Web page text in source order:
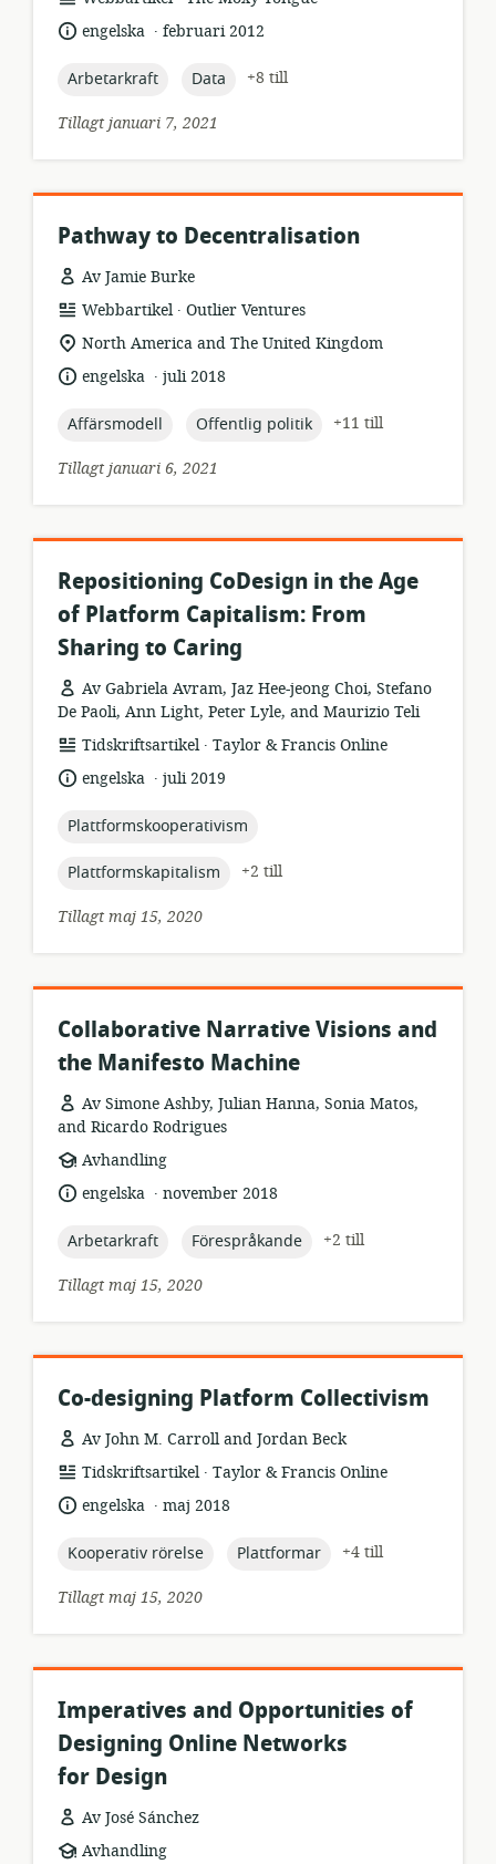
språk:engelska .
publiceringsdatum:
februari 2012
topic:
Arbetarkraft topic:
Data
+8 till
Tillagt januari 7, 2021
Pathway to Decentralisation
Av Jamie Burke
resursformat:
Webbartikel .
utgivare:
Outlier Ventures
relevant
plats:
North America and The United Kingdom
språk:engelska .
publiceringsdatum:
juli 2018
topic:
Affärsmodell topic:
Offentlig politik
+11 till
Tillagt januari 6, 2021
Repositioning CoDesign in the Age
of Platform Capitalism: From
Sharing to Caring
Av Gabriela Avram, Jaz Hee-jeong Choi, Stefano
De Paoli, Ann Light, Peter Lyle, and Maurizio Teli
resursformat:
Tidskriftsartikel .
utgivare:
Taylor & Francis Online
språk:engelska .
publiceringsdatum:
juli 2019
topic:
Plattformskooperativism
topic:
Plattformskapitalism
+2 till
Tillagt maj 15, 2020
Collaborative Narrative Visions and
the Manifesto Machine
Av Simone Ashby, Julian Hanna, Sonia Matos,
and Ricardo Rodrigues
resursformat:
Avhandling
språk:engelska .
publiceringsdatum:
november 2018
topic:
Arbetarkraft topic:
Förespråkande
+2 till
Tillagt maj 15, 2020
Co-designing Platform Collectivism
Av John M. Carroll and Jordan Beck
resursformat:
Tidskriftsartikel .
utgivare:
Taylor & Francis Online
språk:engelska .
publiceringsdatum:
maj 2018
topic:
Kooperativ rörelse topic:
Plattformar
+4 till
Tillagt maj 15, 2020
Imperatives and Opportunities of
Designing Online Networks
for Design
Av José Sánchez
resursformat:
Avhandling